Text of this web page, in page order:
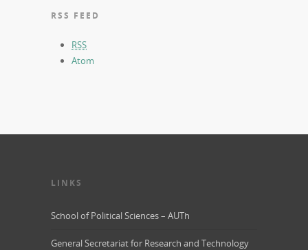
RSS FEED
RSS
Atom
LINKS
School of Political Sciences – AUTh
General Secretariat for Research and Technology